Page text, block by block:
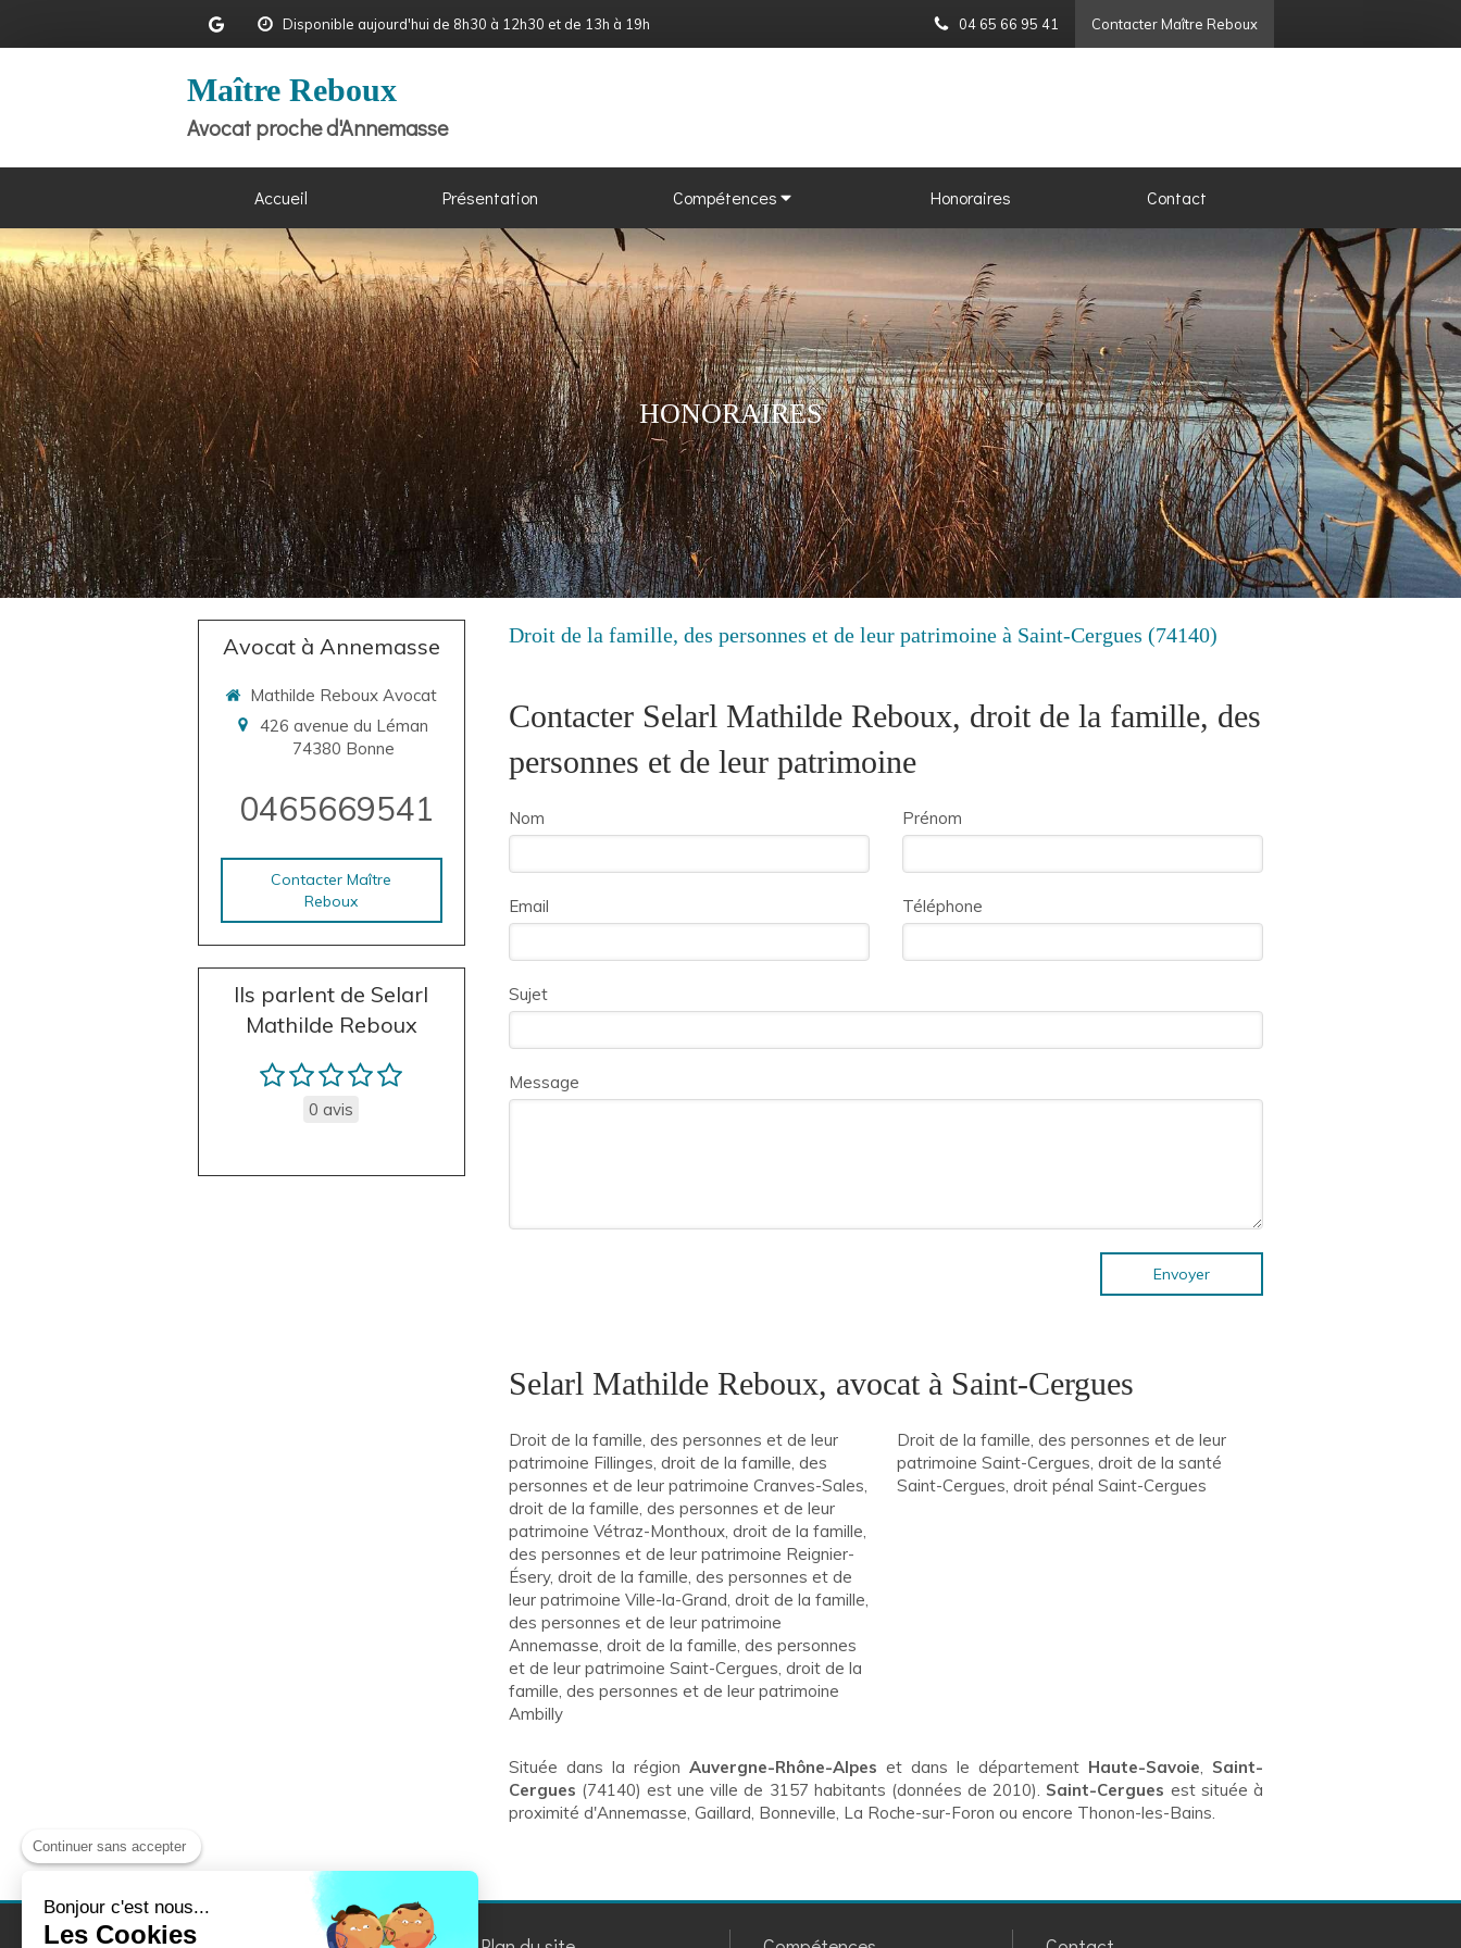
Disponible aujourd'hui de 8h30 à 12h30 et de 13h à 19h Contacter Maître Reboux
04 65 66 95 41
Maître Reboux
Avocat proche d'Annemasse
Accueil Présentation Compétences Honoraires Contact
HONORAIRES
Droit de la famille, des personnes et de leur patrimoine à Saint-Cergues (74140)
Contacter Selarl Mathilde Reboux, droit de la famille, des
personnes et de leur patrimoine
Nom Prénom
Email Téléphone
Sujet
Message
Envoyer
Selarl Mathilde Reboux, avocat à Saint-Cergues
Droit de la famille, des personnes et de leur
patrimoine Fillinges, droit de la famille, des
personnes et de leur patrimoine Cranves-Sales,
droit de la famille, des personnes et de leur
patrimoine Vétraz-Monthoux, droit de la famille,
des personnes et de leur patrimoine Reignier-
Ésery, droit de la famille, des personnes et de
leur patrimoine Ville-la-Grand, droit de la famille,
des personnes et de leur patrimoine
Annemasse, droit de la famille, des personnes
et de leur patrimoine Saint-Cergues, droit de la
famille, des personnes et de leur patrimoine
Ambilly
Droit de la famille, des personnes et de leur
patrimoine Saint-Cergues, droit de la santé
Saint-Cergues, droit pénal Saint-Cergues
Située dans la région Auvergne-Rhône-Alpes et dans le département Haute-Savoie, Saint-
Cergues (74140) est une ville de 3157 habitants (données de 2010). Saint-Cergues est située à
proximité d'Annemasse, Gaillard, Bonneville, La Roche-sur-Foron ou encore Thonon-les-Bains.
Avocat à Annemasse
Mathilde Reboux Avocat
426 avenue du Léman
74380 Bonne
0465669541
Contacter Maître
Reboux
Ils parlent de Selarl
Mathilde Reboux
0 avis
Continuer sans accepter
Bonjour c'est nous...
Les Cookies